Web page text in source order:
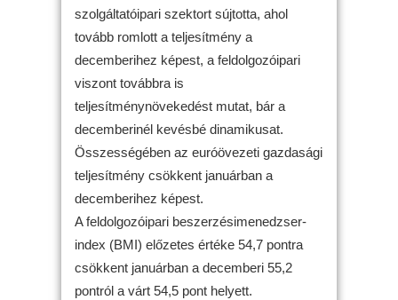
szolgáltatóipari szektort sújtotta, ahol
tovább romlott a teljesítmény a
decemberihez képest, a feldolgozóipari
viszont továbbra is
teljesítménynövekedést mutat, bár a
decemberinél kevésbé dinamikusat.
Összességében az euróövezeti gazdasági
teljesítmény csökkent januárban a
decemberihez képest.
A feldolgozóipari beszerzésimenedzser-
index (BMI) előzetes értéke 54,7 pontra
csökkent januárban a decemberi 55,2
pontról a várt 54,5 pont helyett.